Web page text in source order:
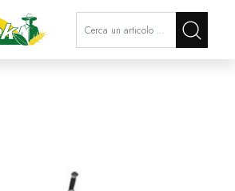
La modifica di un filtro